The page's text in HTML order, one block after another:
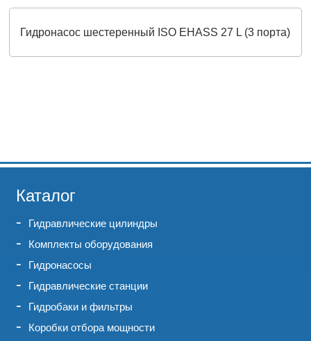
Гидронасос шестеренный ISO EHASS 27 L (3 порта)
Каталог
Гидравлические цилиндры
Комплекты оборудования
Гидронасосы
Гидравлические станции
Гидробаки и фильтры
Коробки отбора мощности